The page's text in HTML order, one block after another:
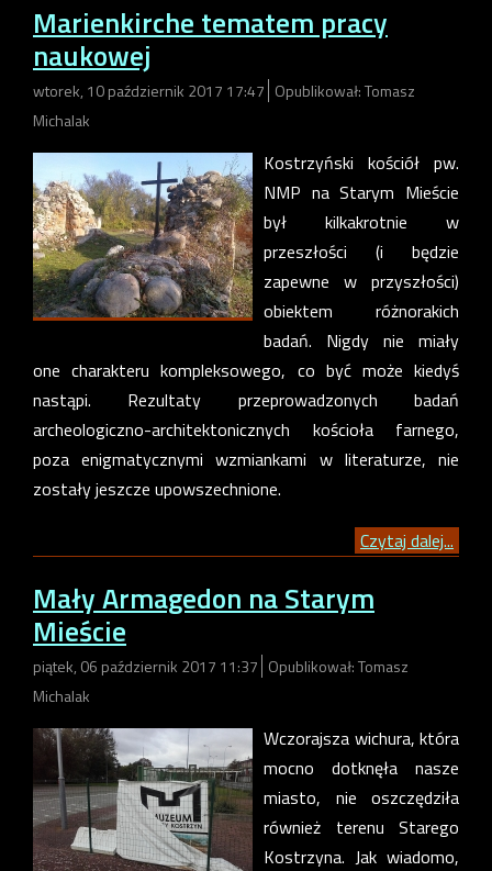
Marienkirche tematem pracy
naukowej
wtorek, 10 październik 2017 17:47 Opublikował: Tomasz
Michalak
Kostrzyński kościół pw.
NMP na Starym Mieście
był kilkakrotnie w
przeszłości (i będzie
zapewne w przyszłości)
obiektem różnorakich
badań. Nigdy nie miały
one charakteru kompleksowego, co być może kiedyś
nastąpi. Rezultaty przeprowadzonych badań
archeologiczno-architektonicznych kościoła farnego,
poza enigmatycznymi wzmiankami w literaturze, nie
zostały jeszcze upowszechnione.
Czytaj dalej...
Mały Armagedon na Starym
Mieście
piątek, 06 październik 2017 11:37 Opublikował: Tomasz
Michalak
Wczorajsza wichura, która
mocno dotknęła nasze
miasto, nie oszczędziła
również terenu Starego
Kostrzyna. Jak wiadomo,